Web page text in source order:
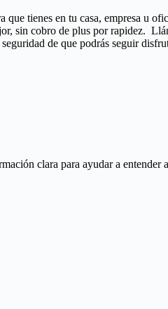
tienes en tu casa, empresa u
sin cobro de plus por rapidez.
de que podrás seguir
clara para ayudar a entender